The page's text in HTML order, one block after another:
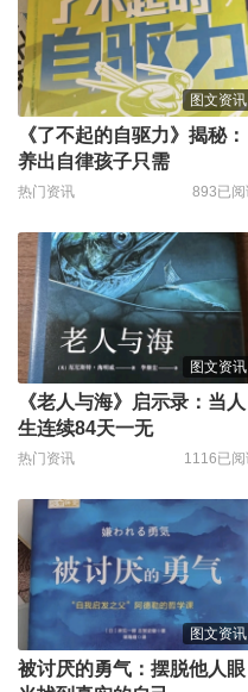
图文资讯
《了不起的自驱力》揭秘：
养出自律孩子只需
热门资讯 893已阅
图文资讯
《老人与海》启示录：当人
生连续84天一无
热门资讯 1116已阅
图文资讯
被讨厌的勇气：摆脱他人眼